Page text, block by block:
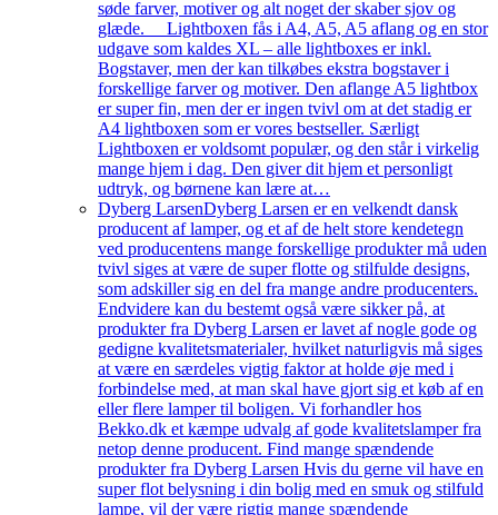
søde farver, motiver og alt noget der skaber sjov og
glæde. Lightboxen fås i A4, A5, A5 aflang og en stor
udgave som kaldes XL – alle lightboxes er inkl.
Bogstaver, men der kan tilkøbes ekstra bogstaver i
forskellige farver og motiver. Den aflange A5 lightbox
er super fin, men der er ingen tvivl om at det stadig er
A4 lightboxen som er vores bestseller. Særligt
Lightboxen er voldsomt populær, og den står i virkelig
mange hjem i dag. Den giver dit hjem et personligt
udtryk, og børnene kan lære at…
Dyberg LarsenDyberg Larsen er en velkendt dansk
producent af lamper, og et af de helt store kendetegn
ved producentens mange forskellige produkter må uden
tvivl siges at være de super flotte og stilfulde designs,
som adskiller sig en del fra mange andre producenters.
Endvidere kan du bestemt også være sikker på, at
produkter fra Dyberg Larsen er lavet af nogle gode og
gedigne kvalitetsmaterialer, hvilket naturligvis må siges
at være en særdeles vigtig faktor at holde øje med i
forbindelse med, at man skal have gjort sig et køb af en
eller flere lamper til boligen. Vi forhandler hos
Bekko.dk et kæmpe udvalg af gode kvalitetslamper fra
netop denne producent. Find mange spændende
produkter fra Dyberg Larsen Hvis du gerne vil have en
super flot belysning i din bolig med en smuk og stilfuld
lampe, vil der være rigtig mange spændende